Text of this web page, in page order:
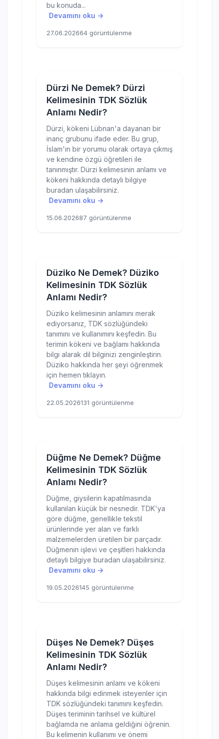
bu konuda...
Devamını oku →
27.06.202664 görüntülenme
Dürzi Ne Demek? Dürzi
Kelimesinin TDK Sözlük
Anlamı Nedir?
Dürzi, kökeni Lübnan'a dayanan bir
inanç grubunu ifade eder. Bu grup,
İslam'ın bir yorumu olarak ortaya çıkmış
ve kendine özgü öğretileri ile
tanınmıştır. Dürzi kelimesinin anlamı ve
kökeni hakkında detaylı bilgiye
buradan ulaşabilirsiniz.
Devamını oku →
15.06.202687 görüntülenme
Düziko Ne Demek? Düziko
Kelimesinin TDK Sözlük
Anlamı Nedir?
Düziko kelimesinin anlamını merak
ediyorsanız, TDK sözlüğündeki
tanımını ve kullanımını keşfedin. Bu
terimin kökeni ve bağlamı hakkında
bilgi alarak dil bilginizi zenginleştirin.
Düziko hakkında her şeyi öğrenmek
için hemen tıklayın.
Devamını oku →
22.05.2026131 görüntülenme
Düğme Ne Demek? Düğme
Kelimesinin TDK Sözlük
Anlamı Nedir?
Düğme, giysilerin kapatılmasında
kullanılan küçük bir nesnedir. TDK'ya
göre düğme, genellikle tekstil
ürünlerinde yer alan ve farklı
malzemelerden üretilen bir parçadır.
Düğmenin işlevi ve çeşitleri hakkında
detaylı bilgiye buradan ulaşabilirsiniz.
Devamını oku →
19.05.2026145 görüntülenme
Düşes Ne Demek? Düşes
Kelimesinin TDK Sözlük
Anlamı Nedir?
Düşes kelimesinin anlamı ve kökeni
hakkında bilgi edinmek isteyenler için
TDK sözlüğündeki tanımını keşfedin.
Düşes teriminin tarihsel ve kültürel
bağlamda ne anlama geldiğini öğrenin.
Bu kelimenin kullanımı ve önemi